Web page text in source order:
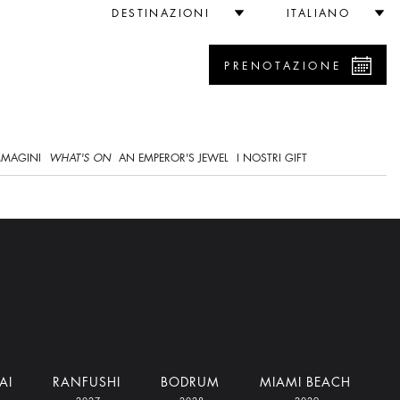
DESTINAZIONI ITALIANO
PRENOTAZIONE
WHAT'S ON AN EMPEROR'S JEWEL I NOSTRI GIFT
RANFUSHI BODRUM MIAMI BEACH